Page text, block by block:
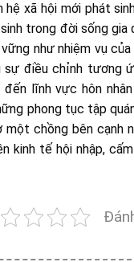
xã hội mới phát
trong đời sống
như nhiệm vụ
điều chỉnh tương
lĩnh vực hôn
phong tục tập
chồng bên cạnh
kinh tế hội nhập,